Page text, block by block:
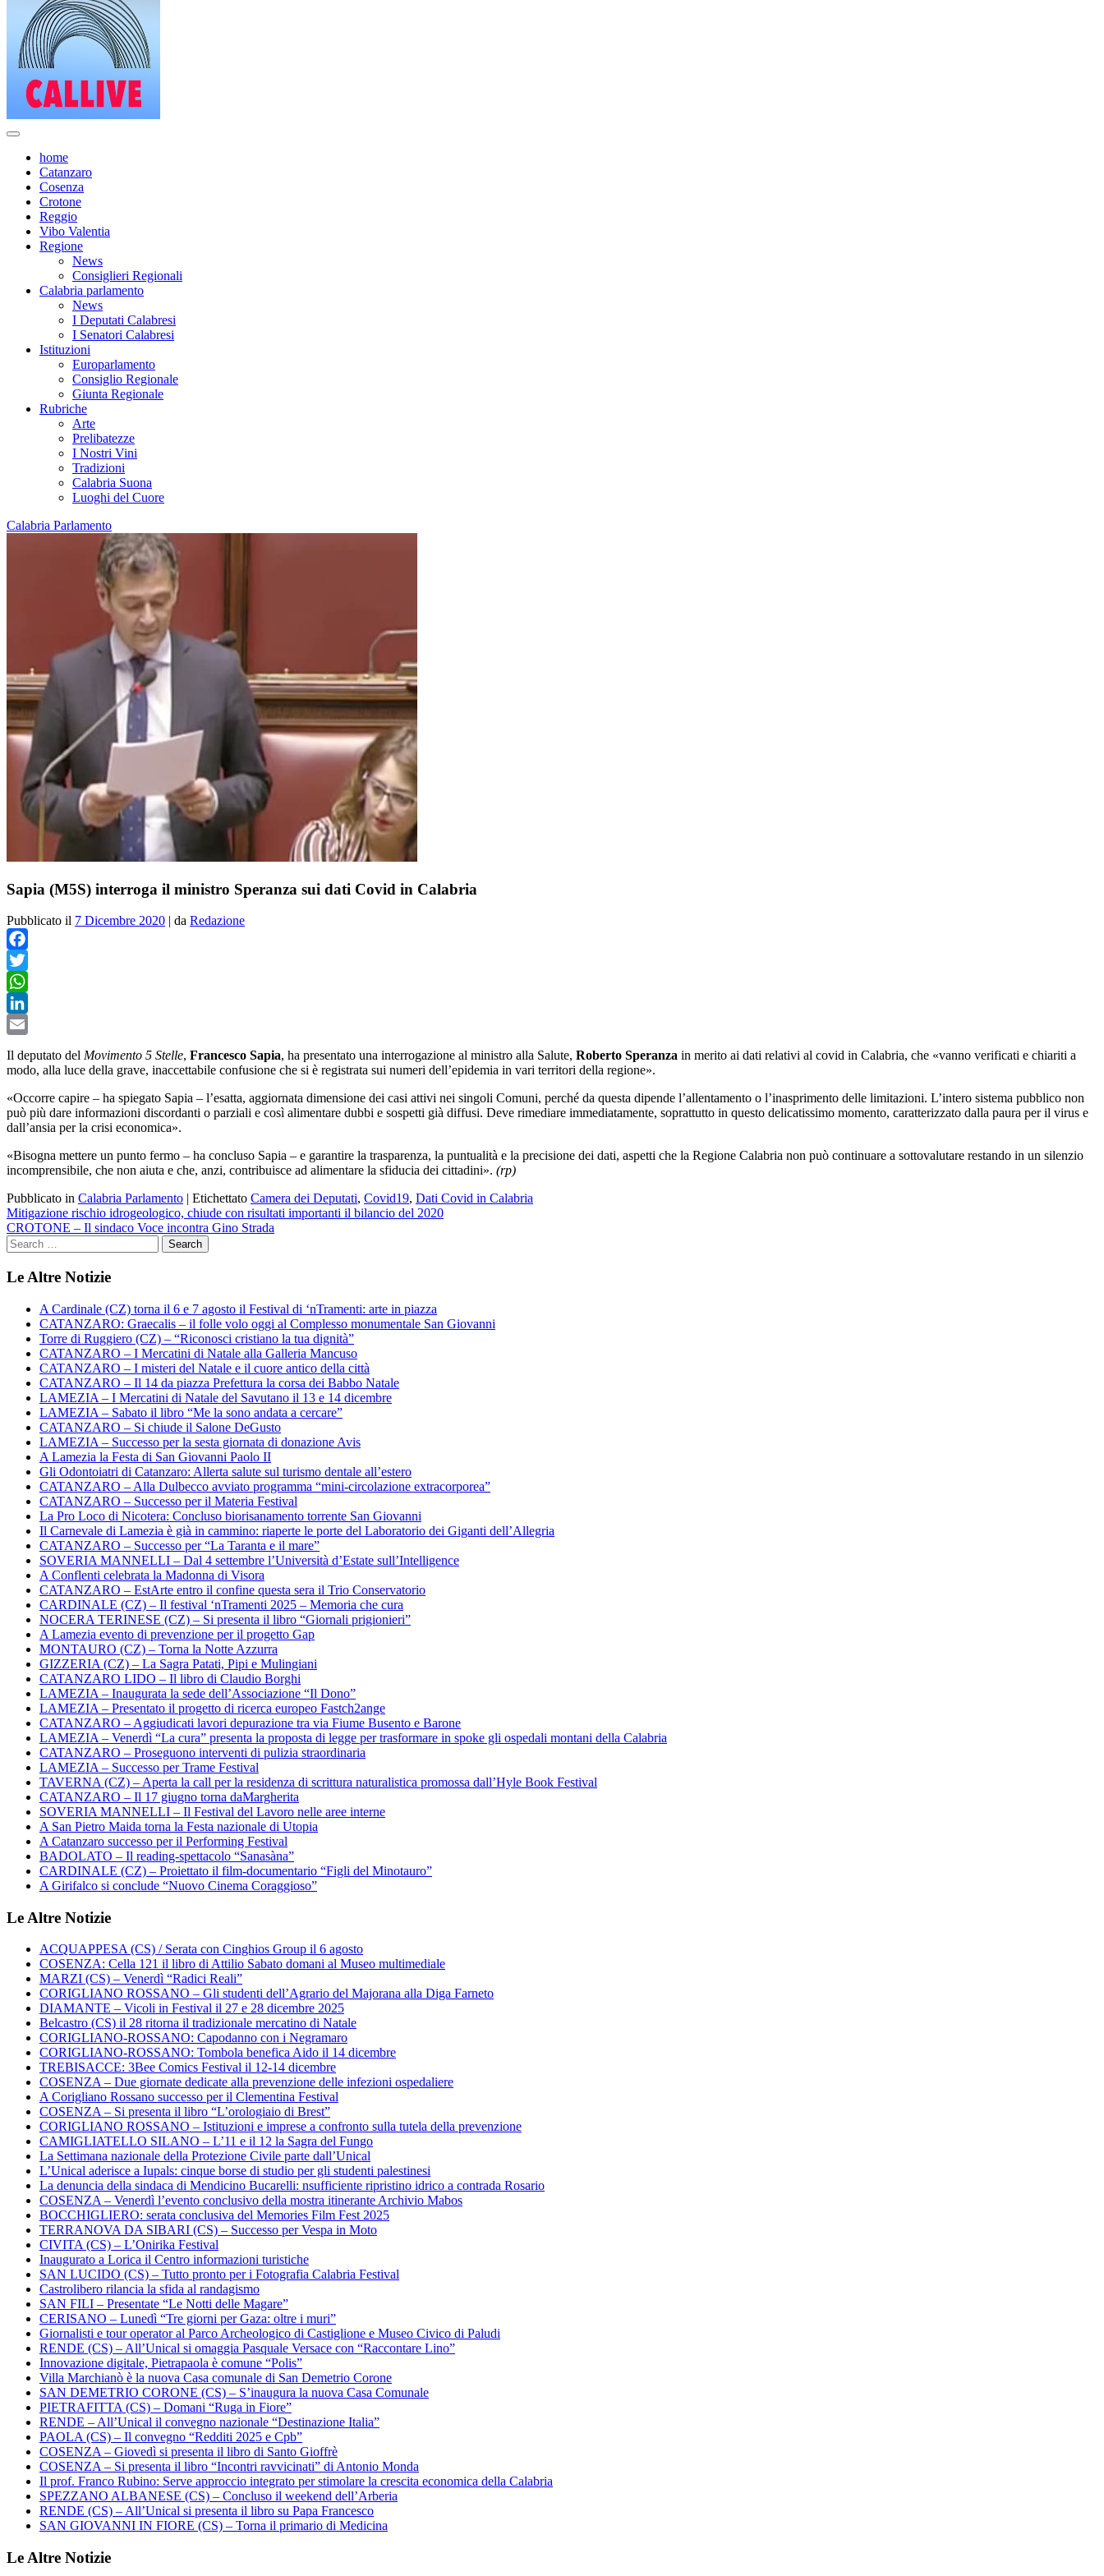
home
Catanzaro
Cosenza
Crotone
Reggio
Vibo Valentia
Regione
News
Consiglieri Regionali
Calabria parlamento
News
I Deputati Calabresi
I Senatori Calabresi
Istituzioni
Europarlamento
Consiglio Regionale
Giunta Regionale
Rubriche
Arte
Prelibatezze
I Nostri Vini
Tradizioni
Calabria Suona
Luoghi del Cuore
Calabria Parlamento
Sapia (M5S) interroga il ministro Speranza sui dati Covid in Calabria
Pubblicato il 7 Dicembre 2020 | da Redazione
Facebook
Twitter
WhatsApp
LinkedIn
Il deputato del Movimento 5 Stelle, Francesco Sapia, ha presentato una interrogazione al ministro alla Salute, Roberto Speranza in merito ai dati relativi al covid in Calabria, che «vanno verificati e chiariti a
modo, alla luce della grave, inaccettabile confusione che si è registrata sui numeri dell’epidemia in vari territori della regione».
«Occorre capire – ha spiegato Sapia – l’esatta, aggiornata dimensione dei casi attivi nei singoli Comuni, perché da questa dipende l’allentamento o l’inasprimento delle limitazioni. L’intero sistema pubblico non
può più dare informazioni discordanti o parziali e così alimentare dubbi e sospetti già diffusi. Deve rimediare immediatamente, soprattutto in questo delicatissimo momento, caratterizzato dalla paura per il virus e
dall’ansia per la crisi economica».
«Bisogna mettere un punto fermo – ha concluso Sapia – e garantire la trasparenza, la puntualità e la precisione dei dati, aspetti che la Regione Calabria non può continuare a sottovalutare restando in un silenzio
incomprensibile, che non aiuta e che, anzi, contribuisce ad alimentare la sfiducia dei cittadini». (rp)
Pubblicato in Calabria Parlamento | Etichettato Camera dei Deputati, Covid19, Dati Covid in Calabria
Navigazione
articoli
Mitigazione rischio idrogeologico, chiude con risultati importanti il bilancio del 2020
CROTONE – Il sindaco Voce incontra Gino Strada
Le Altre Notizie
A Cardinale (CZ) torna il 6 e 7 agosto il Festival di ‘nTramenti: arte in piazza
CATANZARO: Graecalis – il folle volo oggi al Complesso monumentale San Giovanni
Torre di Ruggiero (CZ) – “Riconosci cristiano la tua dignità”
CATANZARO – I Mercatini di Natale alla Galleria Mancuso
CATANZARO – I misteri del Natale e il cuore antico della città
CATANZARO – Il 14 da piazza Prefettura la corsa dei Babbo Natale
LAMEZIA – I Mercatini di Natale del Savutano il 13 e 14 dicembre
LAMEZIA – Sabato il libro “Me la sono andata a cercare”
CATANZARO – Si chiude il Salone DeGusto
LAMEZIA – Successo per la sesta giornata di donazione Avis
A Lamezia la Festa di San Giovanni Paolo II
Gli Odontoiatri di Catanzaro: Allerta salute sul turismo dentale all’estero
CATANZARO – Alla Dulbecco avviato programma “mini-circolazione extracorporea”
CATANZARO – Successo per il Materia Festival
La Pro Loco di Nicotera: Concluso biorisanamento torrente San Giovanni
Il Carnevale di Lamezia è già in cammino: riaperte le porte del Laboratorio dei Giganti dell’Allegria
CATANZARO – Successo per “La Taranta e il mare”
SOVERIA MANNELLI – Dal 4 settembre l’Università d’Estate sull’Intelligence
A Conflenti celebrata la Madonna di Visora
CATANZARO – EstArte entro il confine questa sera il Trio Conservatorio
CARDINALE (CZ) – Il festival ‘nTramenti 2025 – Memoria che cura
NOCERA TERINESE (CZ) – Si presenta il libro “Giornali prigionieri”
A Lamezia evento di prevenzione per il progetto Gap
MONTAURO (CZ) – Torna la Notte Azzurra
GIZZERIA (CZ) – La Sagra Patati, Pipi e Mulingiani
CATANZARO LIDO – Il libro di Claudio Borghi
LAMEZIA – Inaugurata la sede dell’Associazione “Il Dono”
LAMEZIA – Presentato il progetto di ricerca europeo Fastch2ange
CATANZARO – Aggiudicati lavori depurazione tra via Fiume Busento e Barone
LAMEZIA – Venerdì “La cura” presenta la proposta di legge per trasformare in spoke gli ospedali montani della Calabria
CATANZARO – Proseguono interventi di pulizia straordinaria
LAMEZIA – Successo per Trame Festival
TAVERNA (CZ) – Aperta la call per la residenza di scrittura naturalistica promossa dall’Hyle Book Festival
CATANZARO – Il 17 giugno torna daMargherita
SOVERIA MANNELLI – Il Festival del Lavoro nelle aree interne
A San Pietro Maida torna la Festa nazionale di Utopia
A Catanzaro successo per il Performing Festival
BADOLATO – Il reading-spettacolo “Sanasàna”
CARDINALE (CZ) – Proiettato il film-documentario “Figli del Minotauro”
A Girifalco si conclude “Nuovo Cinema Coraggioso”
Le Altre Notizie
ACQUAPPESA (CS) / Serata con Cinghios Group il 6 agosto
COSENZA: Cella 121 il libro di Attilio Sabato domani al Museo multimediale
MARZI (CS) – Venerdì “Radici Reali”
CORIGLIANO ROSSANO – Gli studenti dell’Agrario del Majorana alla Diga Farneto
DIAMANTE – Vicoli in Festival il 27 e 28 dicembre 2025
Belcastro (CS) il 28 ritorna il tradizionale mercatino di Natale
CORIGLIANO-ROSSANO: Capodanno con i Negramaro
CORIGLIANO-ROSSANO: Tombola benefica Aido il 14 dicembre
TREBISACCE: 3Bee Comics Festival il 12-14 dicembre
COSENZA – Due giornate dedicate alla prevenzione delle infezioni ospedaliere
A Corigliano Rossano successo per il Clementina Festival
COSENZA – Si presenta il libro “L’orologiaio di Brest”
CORIGLIANO ROSSANO – Istituzioni e imprese a confronto sulla tutela della prevenzione
CAMIGLIATELLO SILANO – L’11 e il 12 la Sagra del Fungo
La Settimana nazionale della Protezione Civile parte dall’Unical
L’Unical aderisce a Iupals: cinque borse di studio per gli studenti palestinesi
La denuncia della sindaca di Mendicino Bucarelli: nsufficiente ripristino idrico a contrada Rosario
COSENZA – Venerdì l’evento conclusivo della mostra itinerante Archivio Mabos
BOCCHIGLIERO: serata conclusiva del Memories Film Fest 2025
TERRANOVA DA SIBARI (CS) – Successo per Vespa in Moto
CIVITA (CS) – L’Onirika Festival
Inaugurato a Lorica il Centro informazioni turistiche
SAN LUCIDO (CS) – Tutto pronto per i Fotografia Calabria Festival
Castrolibero rilancia la sfida al randagismo
SAN FILI – Presentate “Le Notti delle Magare”
CERISANO – Lunedì “Tre giorni per Gaza: oltre i muri”
Giornalisti e tour operator al Parco Archeologico di Castiglione e Museo Civico di Paludi
RENDE (CS) – All’Unical si omaggia Pasquale Versace con “Raccontare Lino”
Innovazione digitale, Pietrapaola è comune “Polis”
Villa Marchianò è la nuova Casa comunale di San Demetrio Corone
SAN DEMETRIO CORONE (CS) – S’inaugura la nuova Casa Comunale
PIETRAFITTA (CS) – Domani “Ruga in Fiore”
RENDE – All’Unical il convegno nazionale “Destinazione Italia”
PAOLA (CS) – Il convegno “Redditi 2025 e Cpb”
COSENZA – Giovedì si presenta il libro di Santo Gioffrè
COSENZA – Si presenta il libro “Incontri ravvicinati” di Antonio Monda
Il prof. Franco Rubino: Serve approccio integrato per stimolare la crescita economica della Calabria
SPEZZANO ALBANESE (CS) – Concluso il weekend dell’Arberia
RENDE (CS) – All’Unical si presenta il libro su Papa Francesco
SAN GIOVANNI IN FIORE (CS) – Torna il primario di Medicina
Le Altre Notizie